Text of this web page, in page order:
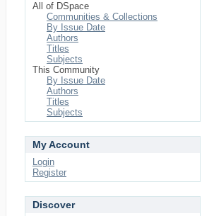
All of DSpace
Communities & Collections
By Issue Date
Authors
Titles
Subjects
This Community
By Issue Date
Authors
Titles
Subjects
My Account
Login
Register
Discover